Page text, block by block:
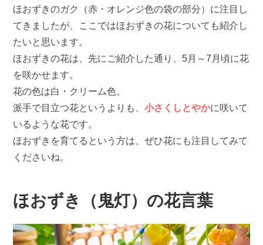
ほおずきのガク（赤・オレンジ色の袋の部分）に注目し
てきましたが、ここではほおずきの花についても紹介し
たいと思います。
ほおずきの花は、先にご紹介した通り、5月～7月頃に花
を咲かせます。
花の色は白・クリーム色。
派手で目立つ花というよりも、小さくしとやかに咲いて
いるような花です。
ほおずきを育てるという方は、ぜひ花にも注目してみて
くださいね。
ほおずき（鬼灯）の花言葉